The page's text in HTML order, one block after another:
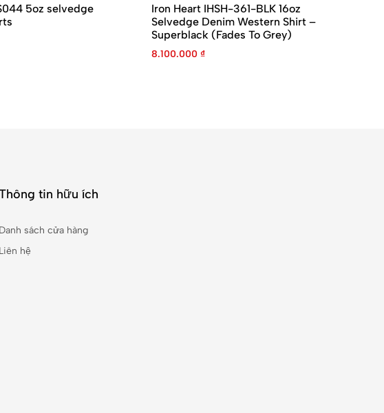
5oz selvedge
Iron Heart IHSH-361-BLK 16oz
Selvedge Denim Western Shirt –
Superblack (Fades To Grey)
8.100.000 ₫
tin hữu ích
Danh sách cửa hàng
Liên hệ